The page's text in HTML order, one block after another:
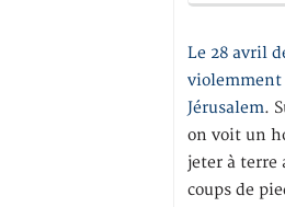
Le 28 avril
violemment
Jérusalem.
on voit un
jeter à terre
coups de